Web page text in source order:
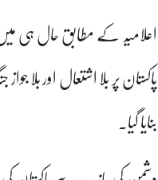
پاکستان پر بلا اشتعال اور
بنایا گیا۔